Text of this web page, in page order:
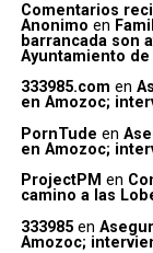
Comentarios
Anonimo en
barrancada son
Ayuntamiento de
333985.com en
en Amozoc;
PornTude en
en Amozoc;
ProjectPM en
camino a las
333985en
Amozoc;